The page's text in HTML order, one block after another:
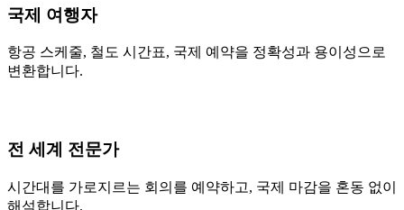
국제 여행자
항공 스케줄, 철도 시간표, 국제 예약을 정확성과 용이성으로
변환합니다.
전 세계 전문가
시간대를 가로지르는 회의를 예약하고, 국제 마감을 혼동 없이
해석합니다.